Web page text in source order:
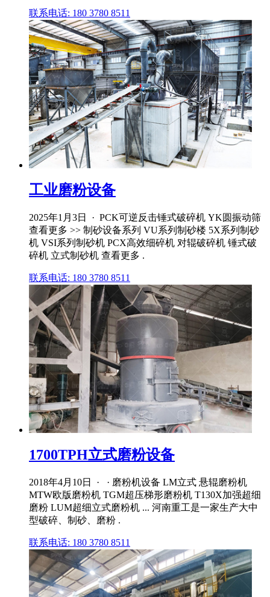
联系电话: 180 3780 8511
工业磨粉设备
2025年1月3日 · PCK可逆反击锤式破碎机 YK圆振动筛
查看更多 >> 制砂设备系列 VU系列制砂楼 5X系列制砂
机 VSI系列制砂机 PCX高效细碎机 对辊破碎机 锤式破
碎机 立式制砂机 查看更多 .
联系电话: 180 3780 8511
1700TPH立式磨粉设备
2018年4月10日 · · 磨粉机设备 LM立式 悬辊磨粉机
MTW欧版磨粉机 TGM超压梯形磨粉机 T130X加强超细
磨粉 LUM超细立式磨粉机 ... 河南重工是一家生产大中
型破碎、制砂、磨粉 .
联系电话: 180 3780 8511